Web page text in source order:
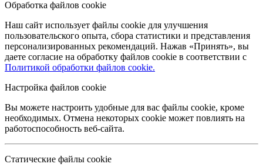
Обработка файлов cookie
Наш сайт использует файлы cookie для улучшения
пользовательского опыта, сбора статистики и представления
персонализированных рекомендаций. Нажав «Принять», вы
даете согласие на обработку файлов cookie в соответствии с
Политикой обработки файлов cookie.
Настройка файлов cookie
Вы можете настроить удобные для вас файлы cookie, кроме
необходимых. Отмена некоторых cookie может повлиять на
работоспособность веб-сайта.
Статические файлы cookie